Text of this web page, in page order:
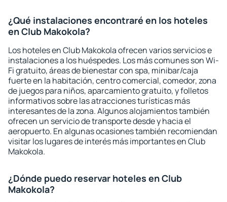
¿Qué instalaciones encontraré en los hoteles
en Club Makokola?
Los hoteles en Club Makokola ofrecen varios servicios e
instalaciones a los huéspedes. Los más comunes son Wi-
Fi gratuito, áreas de bienestar con spa, minibar/caja
fuerte en la habitación, centro comercial, comedor, zona
de juegos para niños, aparcamiento gratuito, y folletos
informativos sobre las atracciones turísticas más
interesantes de la zona. Algunos alojamientos también
ofrecen un servicio de transporte desde y hacia el
aeropuerto. En algunas ocasiones también recomiendan
visitar los lugares de interés más importantes en Club
Makokola.
¿Dónde puedo reservar hoteles en Club
Makokola?